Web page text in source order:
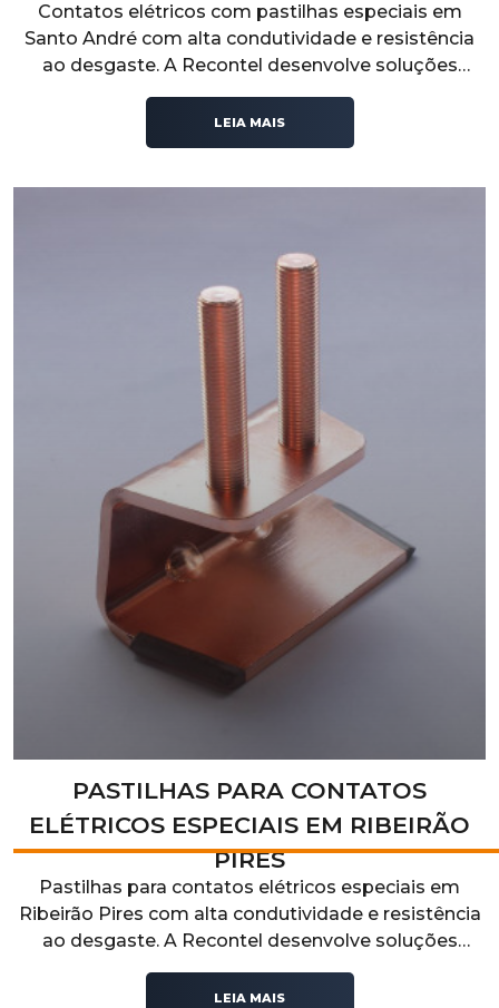
Contatos elétricos com pastilhas especiais em
Santo André com alta condutividade e resistência
ao desgaste. A Recontel desenvolve soluções
técnicas para aplicações industriais que exigem
desempenho elétrico, durabilidade e confiabilidade
operacional.
LEIA MAIS
PASTILHAS PARA CONTATOS
ELÉTRICOS ESPECIAIS EM RIBEIRÃO
PIRES
Pastilhas para contatos elétricos especiais em
Ribeirão Pires com alta condutividade e resistência
ao desgaste. A Recontel desenvolve soluções
técnicas para aplicações industriais que exigem
desempenho elétrico, durabilidade e confiabilidade
LEIA MAIS